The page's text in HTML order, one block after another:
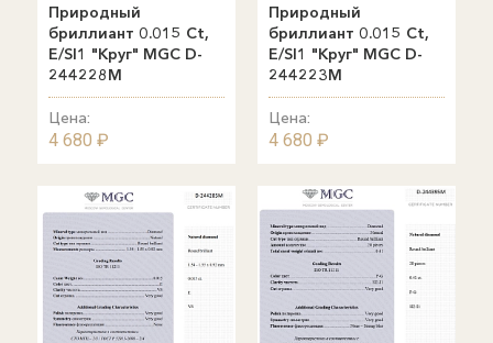
Природный
бриллиант 0.015 Ct,
E/SI1 "Круг" MGC D-
244228M
Цена:
4 680 ₽
Природный
бриллиант 0.015 Ct,
E/SI1 "Круг" MGC D-
244223M
Цена:
4 680 ₽